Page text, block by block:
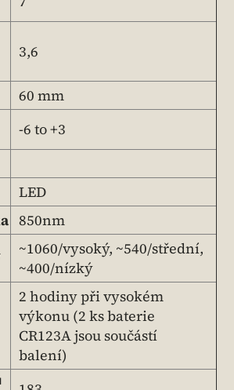
3,6
60 mm
-6 to +3
LED
850nm
~1060/vysoký, ~540/střední,
~400/nízký
2 hodiny při vysokém
výkonu (2 ks baterie
CR123A jsou součástí
balení)